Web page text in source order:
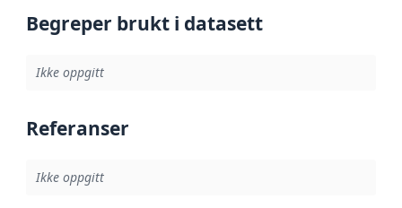
Begreper brukt i datasett
Ikke oppgitt
Referanser
Ikke oppgitt